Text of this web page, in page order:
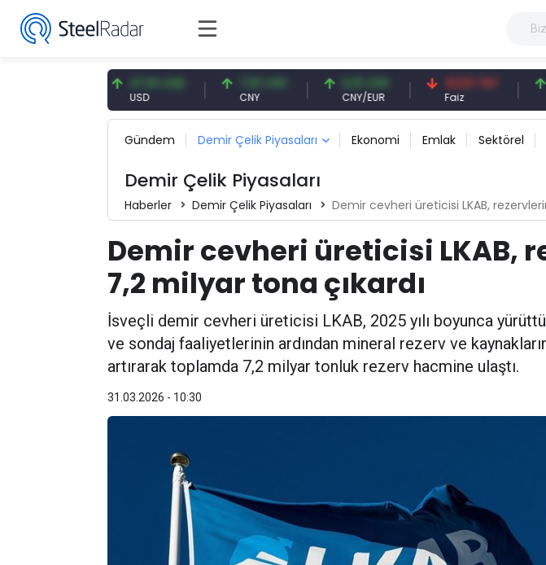
47,61 USD 7,10 CNY 0,13 CNY
CNY/EUR
41,53 TRY
Gündem Demir Çelik Piyasaları Ekonomi Emlak Sektörel
Demir Çelik Piyasaları
Haberler Demir Çelik Piyasaları Demir cevheri üreticisi LKAB, rezervlerini 7,2
Demir cevheri üreticisi LKAB,
7,2 milyar tona çıkardı
İsveçli demir cevheri üreticisi LKAB, 2025 yılı boyunca
ve sondaj faaliyetlerinin ardından mineral rezerv ve
artırarak toplamda 7,2 milyar tonluk rezerv hacmine ulaştı.
31.03.2026 - 10:30